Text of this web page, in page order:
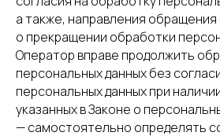
а также, направления
о прекращении обработки
Оператор вправе продолжить
персональных данных без
персональных данных при
указанных в Законе о
— самостоятельно определять